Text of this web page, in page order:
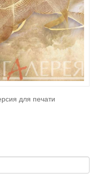
для печати